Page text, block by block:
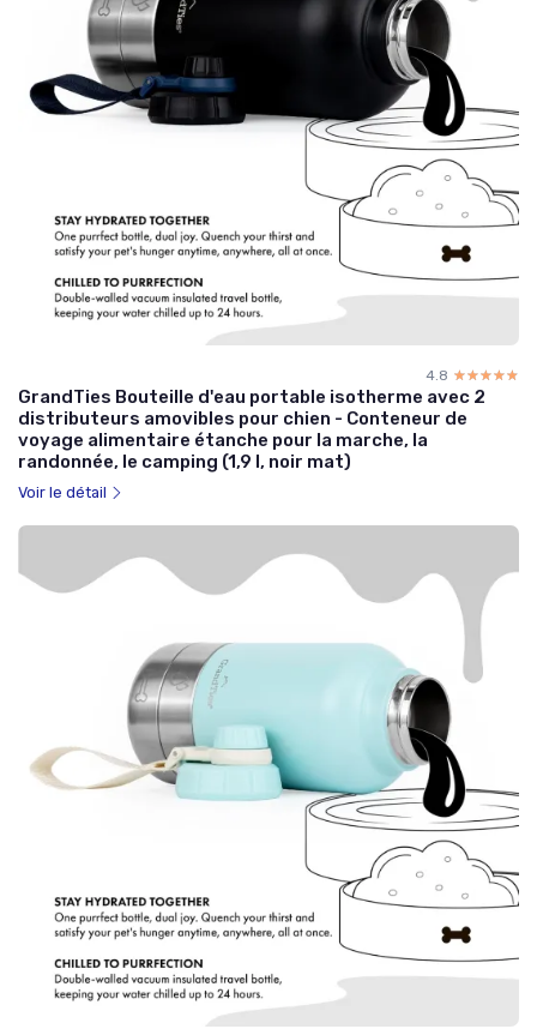
4.8 ☆☆☆☆☆
★★★★★
GrandTies Bouteille d'eau portable isotherme avec 2
distributeurs amovibles pour chien - Conteneur de
voyage alimentaire étanche pour la marche, la
randonnée, le camping (1,9 l, noir mat)
Voir le détail